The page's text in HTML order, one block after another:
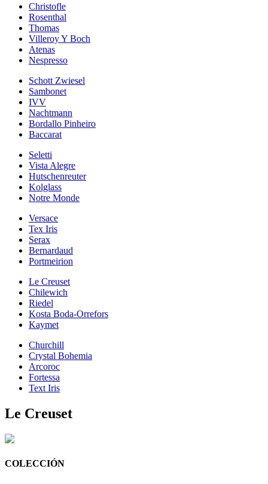
Christofle
Rosenthal
Thomas
Villeroy Y Boch
Atenas
Nespresso
Schott Zwiesel
Sambonet
IVV
Nachtmann
Bordallo Pinheiro
Baccarat
Seletti
Vista Alegre
Hutschenreuter
Kolglass
Notre Monde
Versace
Tex Iris
Serax
Bernardaud
Portmeirion
Le Creuset
Chilewich
Riedel
Kosta Boda-Orrefors
Kaymet
Churchill
Crystal Bohemia
Arcoroc
Fortessa
Text Iris
Le Creuset
COLECCIÓN